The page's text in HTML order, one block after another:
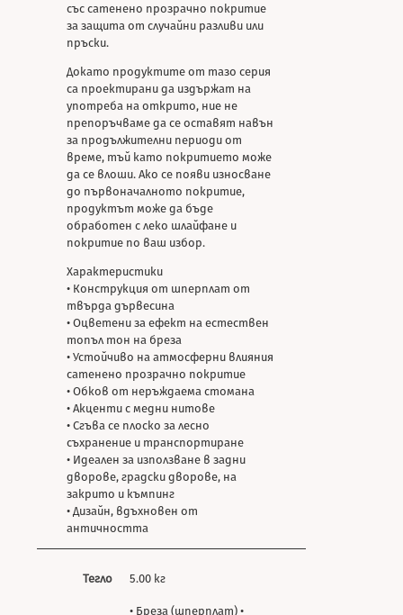
със сатенено прозрачно покритие
за защита от случайни разливи или
пръски.
Докато продуктите от тазо серия
са проектирани да издържат на
употреба на открито, ние не
препоръчваме да се оставят навън
за продължителни периоди от
време, тъй като покритието може
да се влоши. Ако се появи износване
до първоначалното покритие,
продуктът може да бъде
обработен с леко шлайфане и
покритие по ваш избор.
Характеристики
• Конструкция от шперплат от
твърда дървесина
• Оцветени за ефект на естествен
топъл тон на бреза
• Устойчиво на атмосферни влияния
сатенено прозрачно покритие
• Обков от неръждаема стомана
• Акценти с медни нитове
• Сгъва се плоско за лесно
съхранение и транспортиране
• Идеален за използване в задни
дворове, градски дворове, на
закрито и къмпинг
• Дизайн, вдъхновен от
античността
Тегло 5.00 кг
• Бреза (шперплат) •